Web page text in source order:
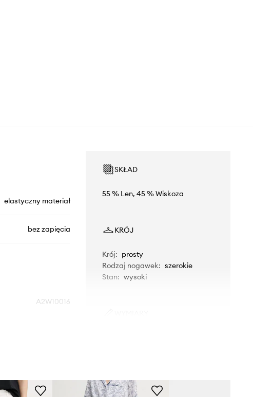
elastyczny materiał
bez zapięcia
A2W10016
Karl Lagerfeld
SKŁAD
55 % Len, 45 % Wiskoza
KRÓJ
Krój: prosty
Rodzaj nogawek: szerokie
Stan: wysoki
Zalecamy wybór rozmiaru, jaki nosisz
zazwyczaj.